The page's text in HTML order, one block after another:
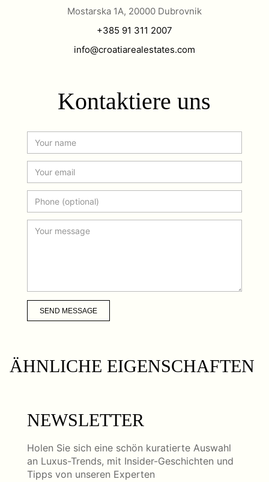
Mostarska 1A, 20000 Dubrovnik
+385 91 311 2007
info@croatiarealestates.com
Kontaktiere uns
SEND MESSAGE
ÄHNLICHE EIGENSCHAFTEN
NEWSLETTER
Holen Sie sich eine schön kuratierte Auswahl
an Luxus-Trends, mit Insider-Geschichten und
Tipps von unseren Experten